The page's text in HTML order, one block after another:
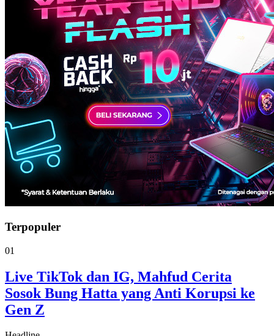
Terpopuler
01
Live TikTok dan IG, Mahfud Cerita
Sosok Bung Hatta yang Anti Korupsi ke
Gen Z